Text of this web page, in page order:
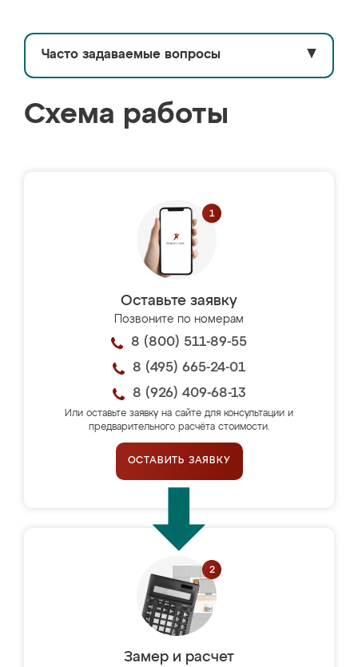
Часто задаваемые вопросы ▼
Схема работы
Оставьте заявку
Позвоните по номерам
8 (800) 511-89-55
8 (495) 665-24-01
8 (926) 409-68-13
Или оставьте заявку на сайте для консультации и
предварительного расчёта стоимости.
ОСТАВИТЬ ЗАЯВКУ
Замер и расчет